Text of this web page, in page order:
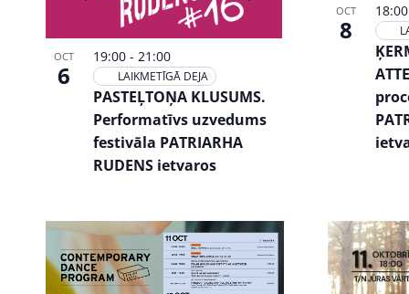
OCT
6
PASTEĻTOŅA KLUSUMS.
Performatīvs uzvedums
festivāla PATRIARHA
RUDENS ietvaros
19:00 - 21:00
LAIKMETĪGĀ DEJA
OCT
8